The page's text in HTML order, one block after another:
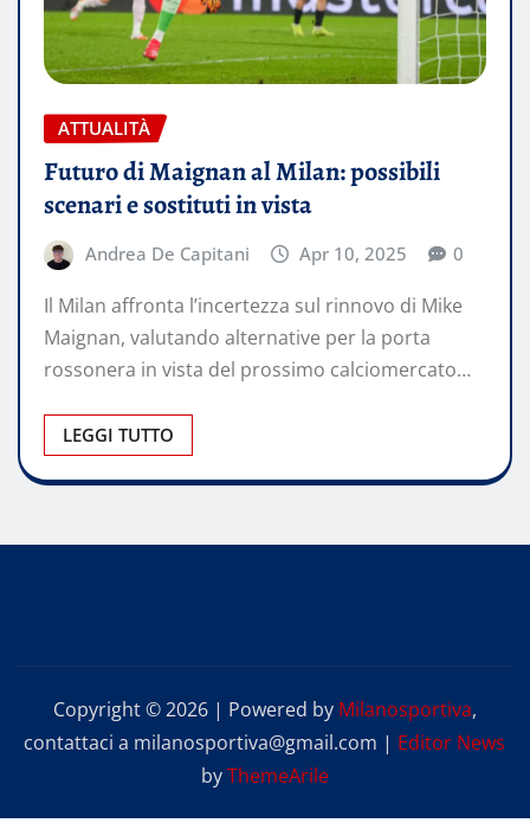
ATTUALITÀ
Futuro di Maignan al Milan: possibili
scenari e sostituti in vista
Andrea De Capitani Apr 10, 2025 0
Il Milan affronta l’incertezza sul rinnovo di Mike
Maignan, valutando alternative per la porta
rossonera in vista del prossimo calciomercato…
LEGGI TUTTO
Copyright © 2026 | Powered by Milanosportiva,
contattaci a milanosportiva@gmail.com | Editor News
byThemeArile